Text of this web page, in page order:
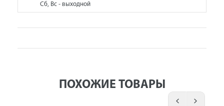
Сб, Вс - выходной
ПОХОЖИЕ ТОВАРЫ